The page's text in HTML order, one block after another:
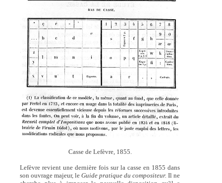
Casse de Lefèvre, 1855.
Lefèvre revient une dernière fois sur la casse en 1855 dans
son ouvrage majeur, leGuide pratique du compositeur. Il ne